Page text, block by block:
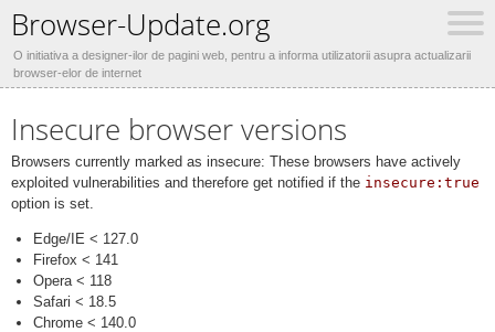
Browser-Update.org
O initiativa a designer-ilor de pagini web, pentru a informa utilizatorii asupra actualizarii
browser-elor de internet
Insecure browser versions
Browsers currently marked as insecure: These browsers have actively
exploited vulnerabilities and therefore get notified if the insecure:true
option is set.
Edge/IE < 127.0
Firefox < 141
Opera < 118
Safari < 18.5
Chrome < 140.0